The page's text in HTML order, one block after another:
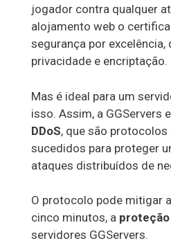
jogador contra qualquer
alojamento web o
segurança por excelência,
privacidade e encriptação.
Mas é ideal para um
isso. Assim, a GGServers
DDoS, que são
sucedidos para proteger
ataques distribuídos de
O protocolo pode mitigar
cinco minutos, a proteção
servidores GGServers.